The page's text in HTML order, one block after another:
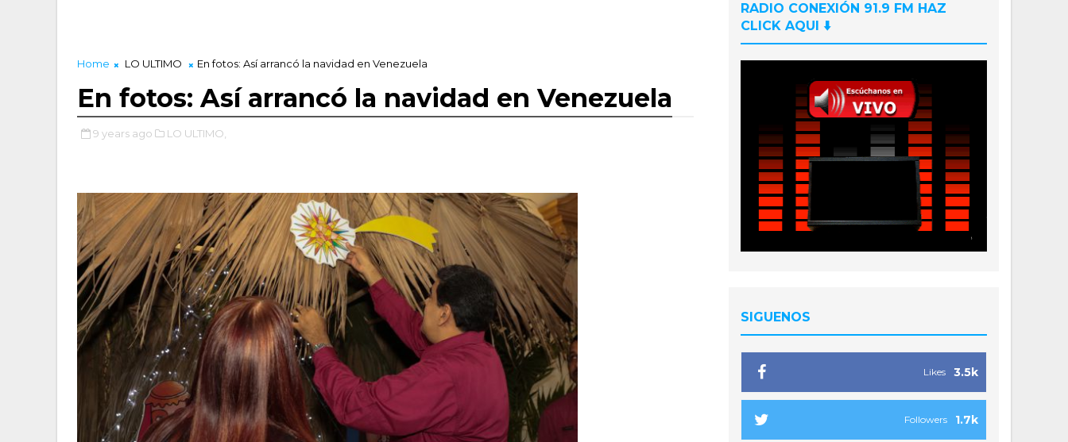
Home LO ULTIMO En fotos: Así arrancó la navidad en Venezuela
En fotos: Así arrancó la navidad en Venezuela
9 years ago LO ULTIMO,
RADIO CONEXIÓN 91.9 FM HAZ
CLICK AQUI ⬇️
SIGUENOS
3.5k
Likes
1.7k
Followers